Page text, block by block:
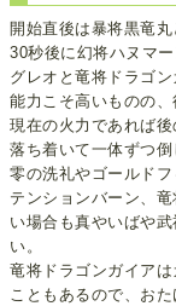
開始直後は暴将黒竜
30秒後に幻将ハヌマ
グレオと竜将ドラゴン
能力こそ高いものの
現在の火力であれば
落ち着いて一体ずつ倒
零の洗礼やゴールド
テンションバーン、
い場合も真やいばや
い。
竜将ドラゴンガイア
こともあるので、お